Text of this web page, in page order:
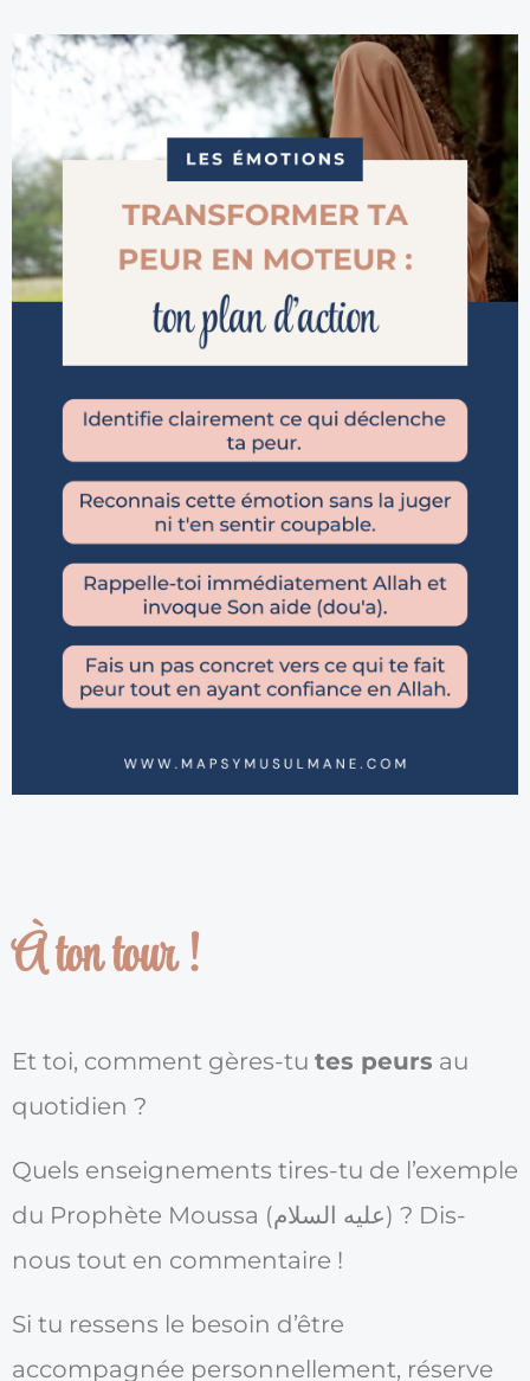
À ton tour !
Et toi, comment gères-tu tes peurs au
quotidien ?
Quels enseignements tires-tu de l’exemple
du Prophète Moussa (عليه السلام) ? Dis-
nous tout en commentaire !
Si tu ressens le besoin d’être
accompagnée personnellement, réserve